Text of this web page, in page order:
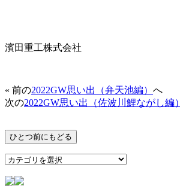
濱田重工株式会社
« 前の2022GW思い出（弁天池編） へ
次の2022GW思い出（佐波川鯉ながし編）